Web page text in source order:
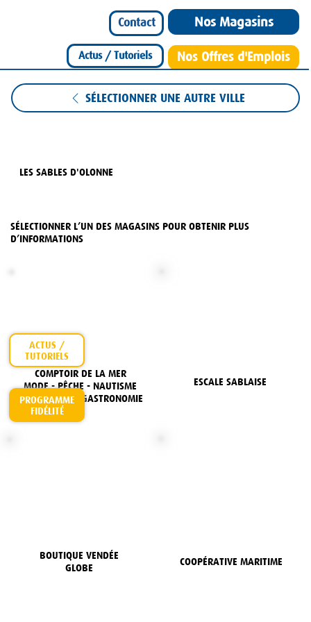
Nos Magasins
Actus / Tutoriels Nos Offres d'Emplois
Contact
SÉLECTIONNER UNE AUTRE VILLE
SÉLECTIONNER L’UN DES MAGASINS POUR OBTENIR PLUS
D’INFORMATIONS
COMPTOIR DE LA MER
MODE - PÊCHE - NAUTISME
DÉCORATION - GASTRONOMIE
BOUTIQUE VENDÉE
GLOBE
ESCALE SABLAISE
COOPÉRATIVE MARITIME
LES SABLES D'OLONNE
PROGRAMME
FIDÉLITÉ
ACTUS /
TUTORIELS